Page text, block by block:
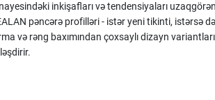
inkişafları və tendensiyaları
pəncərə profilləri - istər yeni tikinti, istərsə
və rəng baxımından çoxsaylı dizayn